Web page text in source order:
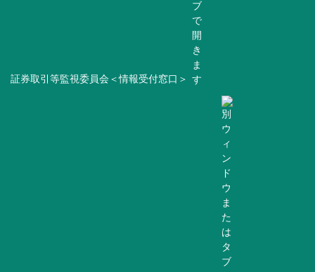
証券取引等監視委員会＜情報受付窓口＞